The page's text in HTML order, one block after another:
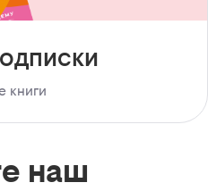
книги
наш